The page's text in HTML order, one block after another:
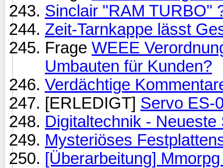
Sinclair "RAM TURBO"
Zeit-Tarnkappe lässt
Frage WEEE
Umbauten für Kunden?
Verdächtige
[ERLEDIGT] Servo ES-
Digitaltechnik - Neueste
Mysteriöses
[Überarbeitung]